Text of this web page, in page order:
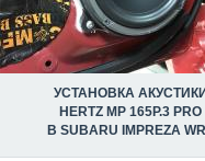
УСТАНОВКА
HERTZ MP 165P.3 PRO
В SUBARU IMPREZA